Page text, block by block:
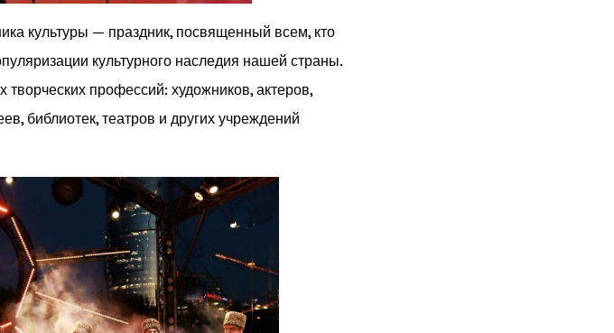
культуры — праздник, посвященный всем, кто
культурного наследия нашей страны.
профессий: художников, актеров,
библиотек, театров и других учреждений